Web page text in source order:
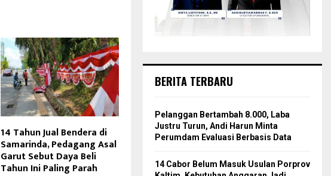
14 Tahun Jual Bendera di
Samarinda, Pedagang Asal
Garut Sebut Daya Beli
Tahun Ini Paling Parah
BERITA TERBARU
Pelanggan Bertambah 8.000, Laba
Justru Turun, Andi Harun Minta
Perumdam Evaluasi Berbasis Data
14 Cabor Belum Masuk Usulan Porprov